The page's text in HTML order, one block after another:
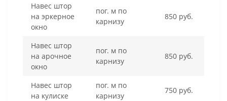
Навес штор
на эркерное
окно
пог. м по
карнизу
850 руб.
Навес штор
на арочное
окно
пог. м по
карнизу
850 руб.
Навес штор
на кулиске
пог. м по
карнизу
750 руб.